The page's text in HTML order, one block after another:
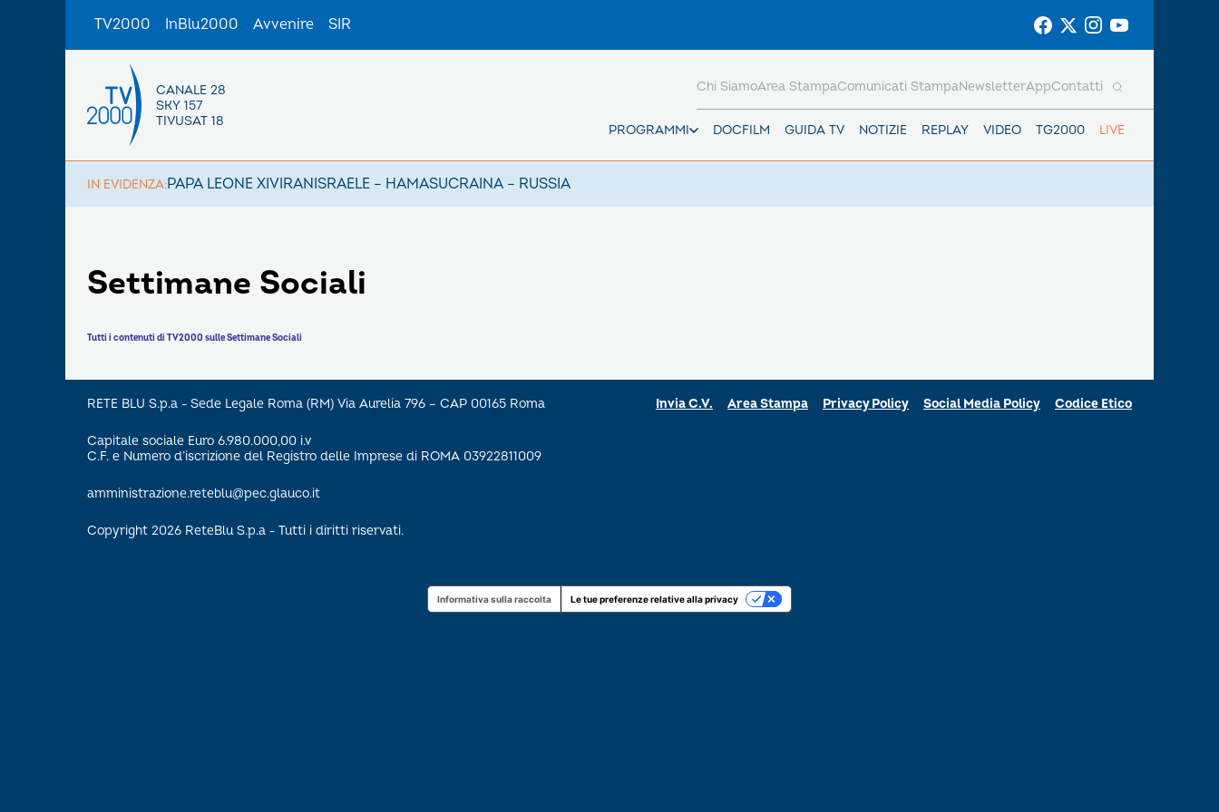
TV2000 InBlu2000 Avvenire SIR
CANALE 28
SKY 157
TIVUSAT 18
PROGRAMMI DOCFILM GUIDA TV NOTIZIE REPLAY VIDEO TG2000 LIVE
Chi SiamoArea StampaComunicati StampaNewsletterAppContatti
IN EVIDENZA:PAPA LEONE XIVIRANISRAELE – HAMASUCRAINA – RUSSIA
Settimane Sociali
Tutti i contenuti di TV2000 sulle Settimane Sociali
RETE BLU S.p.a - Sede Legale Roma (RM) Via Aurelia 796 – CAP 00165 Roma
Capitale sociale Euro 6.980.000,00 i.v
C.F. e Numero d’iscrizione del Registro delle Imprese di ROMA 03922811009
amministrazione.reteblu@pec.glauco.it
Copyright 2026 ReteBlu S.p.a - Tutti i diritti riservati.
Invia C.V. Area Stampa Privacy Policy Social Media Policy Codice Etico
Informativa sulla raccolta Le tue preferenze relative alla privacy